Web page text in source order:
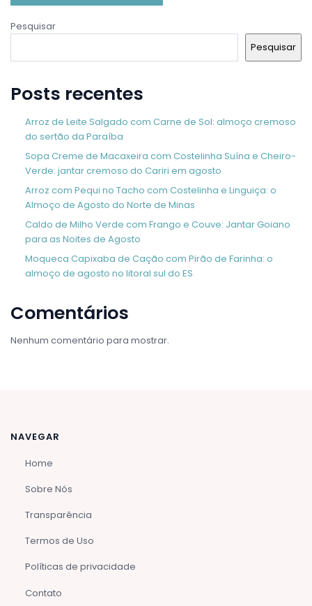
Pesquisar
Pesquisar
Posts recentes
Arroz de Leite Salgado com Carne de Sol: almoço cremoso
do sertão da Paraíba
Sopa Creme de Macaxeira com Costelinha Suína e Cheiro-
Verde: jantar cremoso do Cariri em agosto
Arroz com Pequi no Tacho com Costelinha e Linguiça: o
Almoço de Agosto do Norte de Minas
Caldo de Milho Verde com Frango e Couve: Jantar Goiano
para as Noites de Agosto
Moqueca Capixaba de Cação com Pirão de Farinha: o
almoço de agosto no litoral sul do ES
Comentários
Nenhum comentário para mostrar.
NAVEGAR
Home
Sobre Nós
Transparência
Termos de Uso
Políticas de privacidade
Contato